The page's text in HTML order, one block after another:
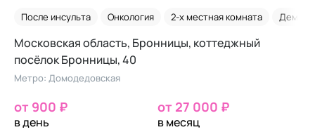
После инсульта Онкология 2-х местная комната
Московская область, Бронницы, коттеджный
посёлок Бронницы, 40
Метро: Домодедовская
от 900 ₽
в день
от 27 000 ₽
в месяц